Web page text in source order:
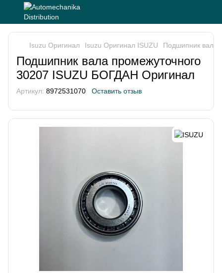
Isuzu Оригинал Isuzu Оригинал ISUZU Подшипник вала
Подшипник вала промежуточного
30207 ISUZU БОГДАН Оригинал
Артикул: 8972531070 Оставить отзыв